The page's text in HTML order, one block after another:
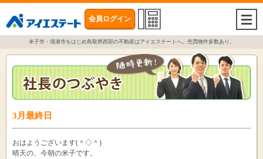
会員ログイン
米子市・境港市をはじめ鳥取県西部の不動産はアイエステートへ。売買物件多数あり。
3月最終日
おはようございます(＾◇＾)
晴天の、今朝の米子です。